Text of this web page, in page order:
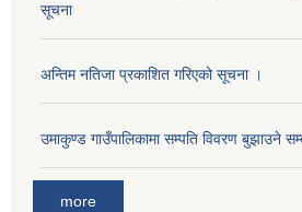
सूचना
अन्तिम नतिजा प्रकाशित गरिएको सूचना ।
उमाकुण्ड गाउँपालिकामा सम्पति विवरण बुझाउने
more